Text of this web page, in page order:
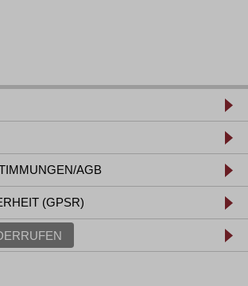
AGB
(GPSR)